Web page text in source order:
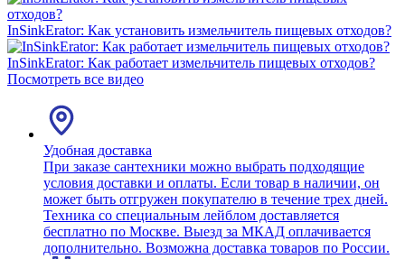
InSinkErator: Как установить измельчитель пищевых отходов?
InSinkErator: Как работает измельчитель пищевых отходов?
Посмотреть все видео
Удобная доставка
При заказе сантехники можно выбрать подходящие
условия доставки и оплаты. Если товар в наличии, он
может быть отгружен покупателю в течение трех дней.
Техника со специальным лейблом доставляется
бесплатно по Москве. Выезд за МКАД оплачивается
дополнительно. Возможна доставка товаров по России.